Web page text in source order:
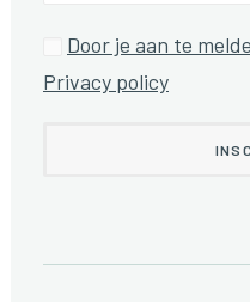
Door je aan te
Privacy policy